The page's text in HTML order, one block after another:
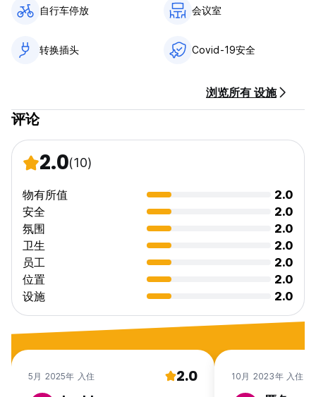
自行车停放 会议室
转换插头 Covid-19安全
浏览所有 设施
评论
2.0(10)
物有所值
2.0
安全
2.0
氛围
2.0
卫生
2.0
员工
2.0
位置
2.0
设施
2.0
5月 2025年 入住 2.0 10月 2023年 入住